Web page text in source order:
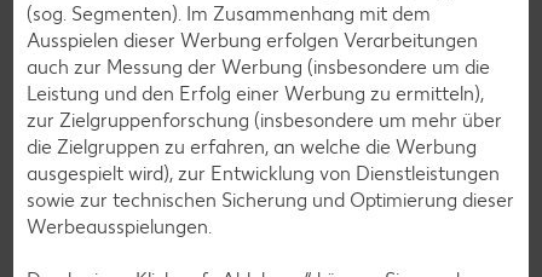
Beim Einkaufen ganz nebenbei lokale Organisationen wie
Kinderheime oder die Tafeln unterstützen? Kein Problem!
(sog. Segmenten). Im Zusammenhang mit dem
Ausspielen dieser Werbung erfolgen Verarbeitungen
auch zur Messung der Werbung (insbesondere um die
Leistung und den Erfolg einer Werbung zu ermitteln),
zur Zielgruppenforschung (insbesondere um mehr über
die Zielgruppen zu erfahren, an welche die Werbung
ausgespielt wird), zur Entwicklung von Dienstleistungen
sowie zur technischen Sicherung und Optimierung dieser
Werbeausspielungen.